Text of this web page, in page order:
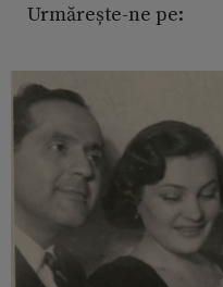
Urmărește-ne pe: